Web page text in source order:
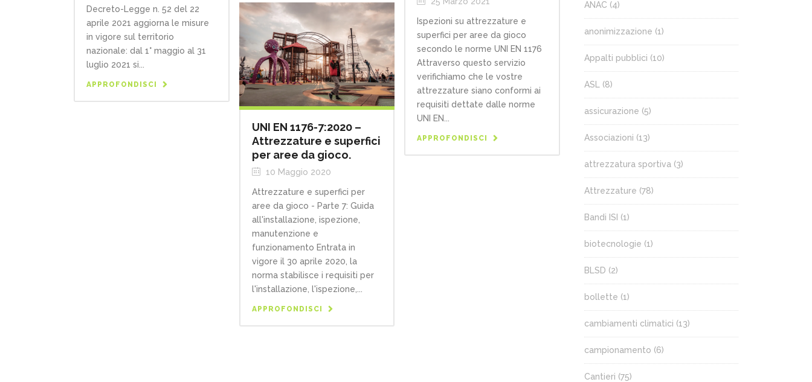
Decreto-Legge n. 52 del 22
aprile 2021 aggiorna le misure
in vigore sul territorio
nazionale: dal 1° maggio al 31
luglio 2021 si...
APPROFONDISCI
Ispezioni su attrezzature e
superfici per aree da gioco
secondo le norme UNI EN 1176
Attraverso questo servizio
verifichiamo che le vostre
attrezzature siano conformi ai
requisiti dettate dalle norme
UNI EN...
APPROFONDISCI
UNI EN 1176-7:2020 –
Attrezzature e superfici
per aree da gioco.
10 Maggio 2020
Attrezzature e superfici per
aree da gioco - Parte 7: Guida
all'installazione, ispezione,
manutenzione e
funzionamento Entrata in
vigore il 30 aprile 2020, la
norma stabilisce i requisiti per
l'installazione, l'ispezione,...
APPROFONDISCI
ANAC (4)
anonimizzazione (1)
Appalti pubblici (10)
ASL (8)
assicurazione (5)
Associazioni (13)
attrezzatura sportiva (3)
Attrezzature (78)
Bandi ISI (1)
biotecnologie (1)
BLSD (2)
bollette (1)
cambiamenti climatici (13)
campionamento (6)
Cantieri (75)